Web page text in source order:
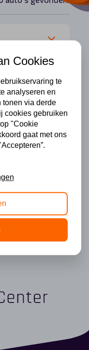
Cookies
te
analyseren en
tonen via derde
cookies gebruiken
"Cookie
gaat met ons